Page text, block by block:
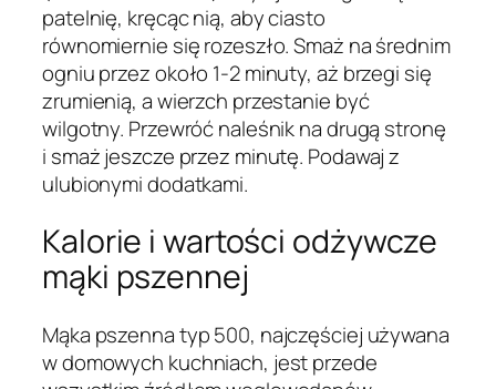
patelnię, kręcąc nią, aby ciasto
równomiernie się rozeszło. Smaż na średnim
ogniu przez około 1-2 minuty, aż brzegi się
zrumienią, a wierzch przestanie być
wilgotny. Przewróć naleśnik na drugą stronę
i smaż jeszcze przez minutę. Podawaj z
ulubionymi dodatkami.
Kalorie i wartości odżywcze
mąki pszennej
Mąka pszenna typ 500, najczęściej używana
w domowych kuchniach, jest przede